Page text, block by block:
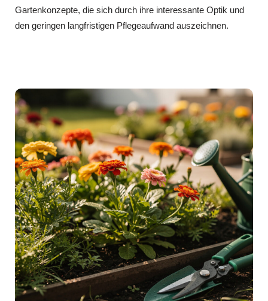
Gartenkonzepte, die sich durch ihre interessante Optik und
den geringen langfristigen Pflegeaufwand auszeichnen.